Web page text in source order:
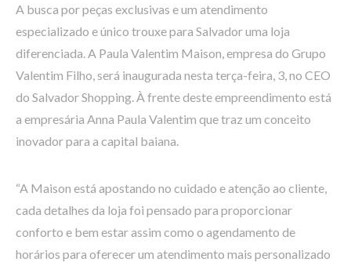
A busca por peças exclusivas e um atendimento
especializado e único trouxe para Salvador uma loja
diferenciada. A Paula Valentim Maison, empresa do Grupo
Valentim Filho, será inaugurada nesta terça-feira, 3, no CEO
do Salvador Shopping. À frente deste empreendimento está
a empresária Anna Paula Valentim que traz um conceito
inovador para a capital baiana.
“A Maison está apostando no cuidado e atenção ao cliente,
cada detalhes da loja foi pensado para proporcionar
conforto e bem estar assim como o agendamento de
horários para oferecer um atendimento mais personalizado